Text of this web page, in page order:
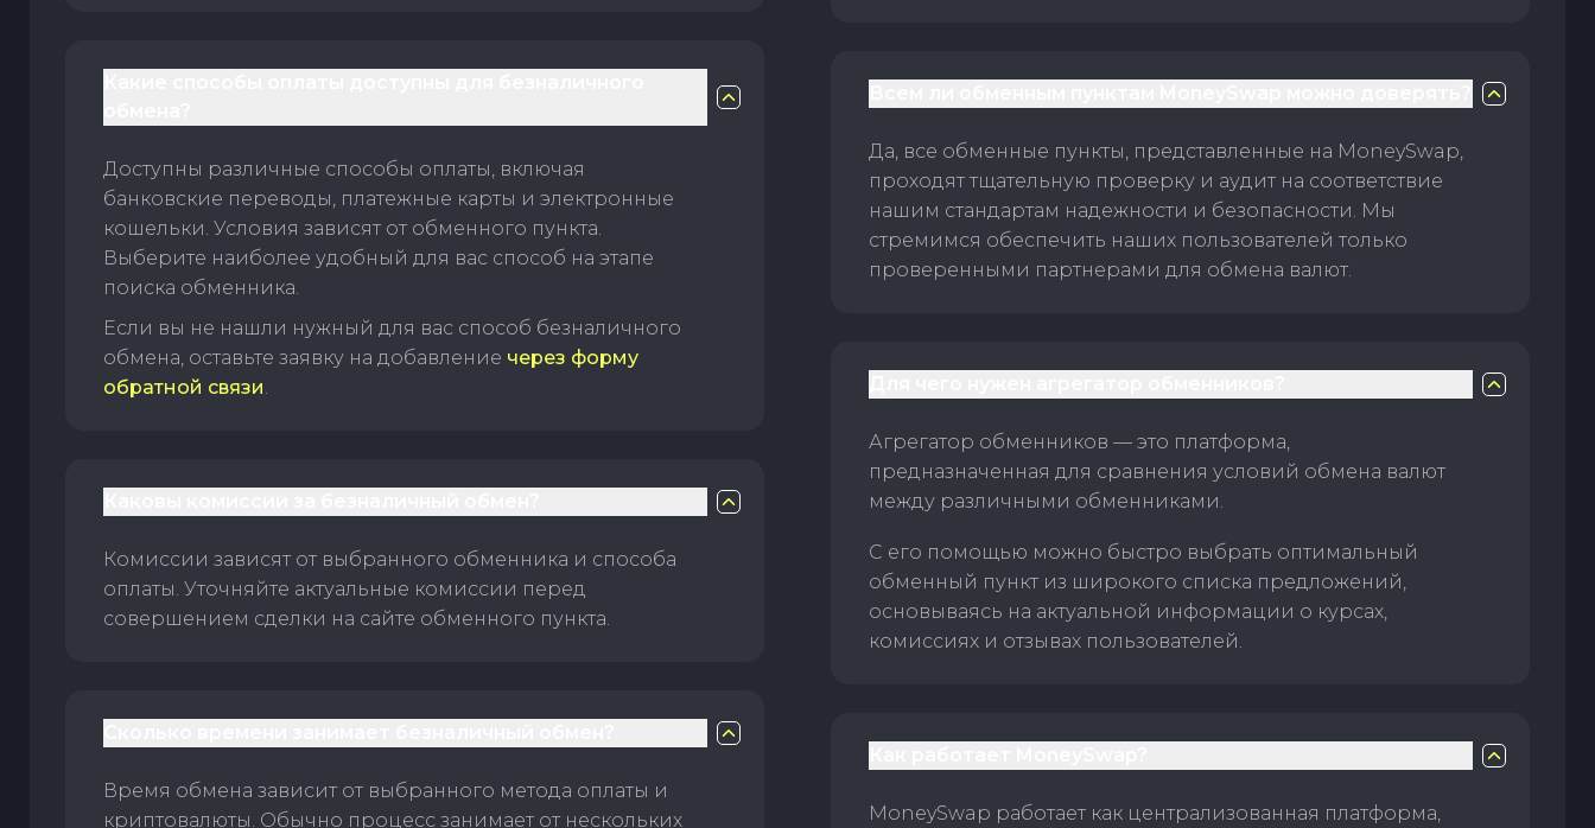
Доступны различные способы оплаты, включая
банковские переводы, платежные карты и электронные
кошельки. Условия зависят от обменного пункта.
Выберите наиболее удобный для вас способ на этапе
поиска обменника.
Если вы не нашли нужный для вас способ безналичного
обмена, оставьте заявку на добавление через форму
обратной связи
Комиссии зависят от выбранного обменника и способа
оплаты. Уточняйте актуальные комиссии перед
совершением сделки на сайте обменного пункта.
Время обмена зависит от выбранного метода оплаты и
криптовалюты. Обычно процесс занимает от нескольких
Да, все обменные пункты, представленные на MoneySwap,
проходят тщательную проверку и аудит на соответствие
нашим стандартам надежности и безопасности. Мы
стремимся обеспечить наших пользователей только
проверенными партнерами для обмена валют.
Агрегатор обменников — это платформа,
предназначенная для сравнения условий обмена валют
между различными обменниками.
С его помощью можно быстро выбрать оптимальный
обменный пункт из широкого списка предложений,
основываясь на актуальной информации о курсах,
комиссиях и отзывах пользователей.
MoneySwap работает как централизованная платформа,